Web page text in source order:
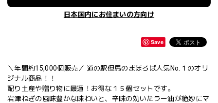
日本国内にお住まいの方向け
Save
＼年間約15,000個販売／ 道の駅但馬のまほろば人気No.１のオリ
ジナル商品！！
配り土産や贈り物に最適！お得な１５個セットです。
岩津ねぎの風味豊かな味わいと、辛味の効いたラー油が絶妙にマ